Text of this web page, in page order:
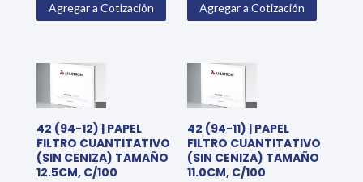
Agregar a Cotización Agregar a Cotización
42 (94-12) | PAPEL
FILTRO CUANTITATIVO
(SIN CENIZA) TAMAÑO
12.5CM, C/100
42 (94-11) | PAPEL
FILTRO CUANTITATIVO
(SIN CENIZA) TAMAÑO
11.0CM, C/100